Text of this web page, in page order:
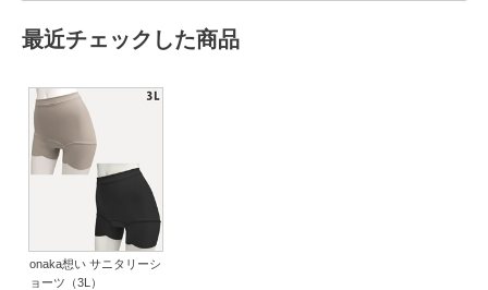
最近チェックした商品
onaka想い サニタリーシ
ョーツ（3L）